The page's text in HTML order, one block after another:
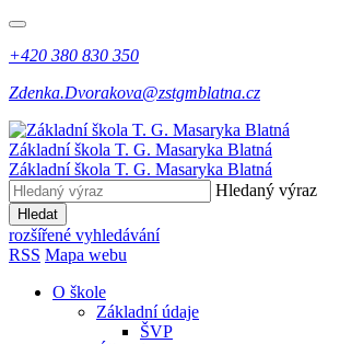
+420 380 830 350
Zdenka.Dvorakova@zstgmblatna.cz
Základní škola T. G. Masaryka Blatná
Základní škola T. G. Masaryka Blatná
Hledaný výraz
Hledat
rozšířené vyhledávání
RSS Mapa webu
O škole
Základní údaje
ŠVP